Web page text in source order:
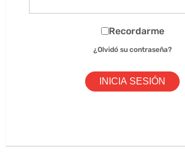
Recordarme
¿Olvidó su contraseña?